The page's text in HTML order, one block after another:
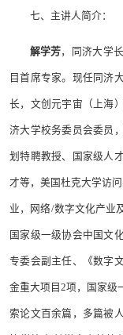
七、主讲人简介：
解学芳，同济大学
目首席专家。现任同济
长，文创元宇宙（上海
济大学校务委员会委员
划特聘教授、国家级人
才等，美国杜克大学访
业，网络/数字文化产业
国家级一级协会中国文
专委会副主任、《数字
金重大项目2项，国家级
索论文百余篇，多篇被